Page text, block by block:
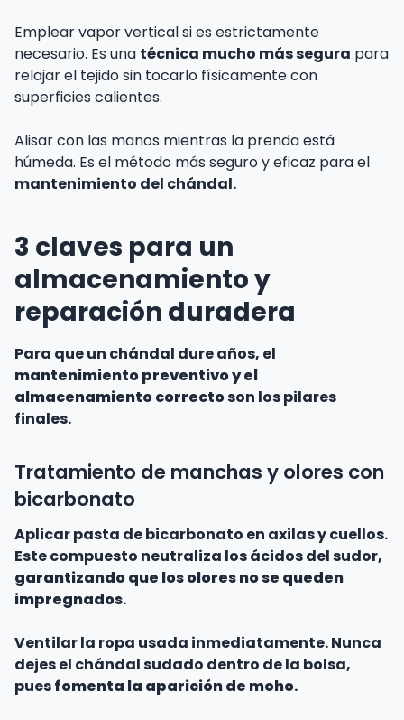
Emplear vapor vertical si es estrictamente
necesario. Es una técnica mucho más segura para
relajar el tejido sin tocarlo físicamente con
superficies calientes.
Alisar con las manos mientras la prenda está
húmeda. Es el método más seguro y eficaz para el
mantenimiento del chándal.
3 claves para un
almacenamiento y
reparación duradera
Para que un chándal dure años, el
mantenimiento preventivo y el
almacenamiento correctoson los pilares
finales.
Tratamiento de manchas y olores con
bicarbonato
Aplicar pasta de bicarbonato en axilas y cuellos.
Este compuesto neutraliza los ácidos del sudor,
garantizando que los olores no se queden
impregnados.
Ventilar la ropa usada inmediatamente. Nunca
dejes el chándal sudado dentro de la bolsa,
puesfomenta la aparición de moho.